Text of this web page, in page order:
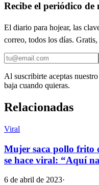
Recibe el periódico
El diario para hojear, las
correo, todos los días.
Al suscribirte aceptas nuestro
baja cuando quieras.
Relacionadas
Viral
Mujer saca pollo frito
se hace viral: “Aquí
6 de abril de 2023·